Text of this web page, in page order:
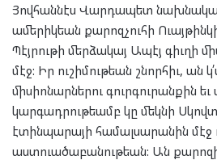
Յովհաննէս Վարդապետ
ամերիկեան քարոզչուհի
Պէյրութի մերձակայ Ապէյ գիւղի
մէջ: Իր ուշիմութեան շնորհիւ, ան
միսիոնարներու գուրգուրանքին եւ
կարգադրութեամբ կը մեկնի
էտինպարայի համալսարանին մէջ
աստուածաբանութեան: Ան